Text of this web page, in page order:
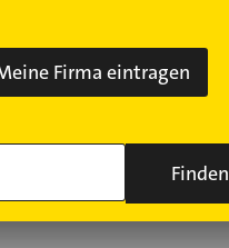
Firma eintragen
Finden